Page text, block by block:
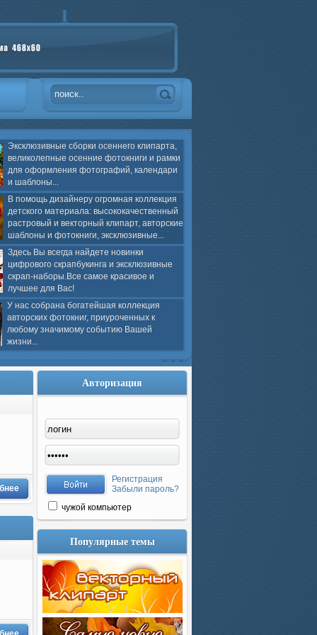
Эксклюзивные сборки осеннего клипарта,
великолепные осенние фотокниги и рамки
для оформления фотографий, календари
и шаблоны...
В помощь дизайнеру огромная коллекция
детского материала: высококачественный
растровый и векторный клипарт, авторские
шаблоны и фотокниги, эксклюзивные...
Здесь Вы всегда найдете новинки
цифрового скрапбукинга и эксклюзивные
скрап-наборы.Все самое красивое и
лучшее для Вас!
У нас собрана богатейшая коллекция
авторских фотокниг, приуроченных к
любому значимому событию Вашей
жизни...
Авторизация
Регистрация
Забыли пароль?
чужой компьютер
Популярные темы